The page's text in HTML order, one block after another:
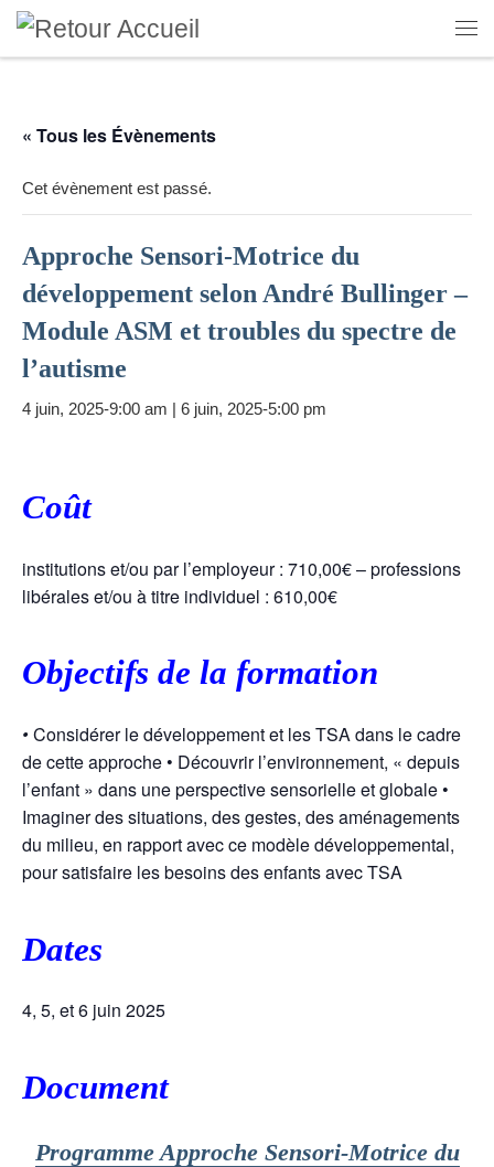
Skip to content
« Tous les Évènements
Cet évènement est passé.
Approche Sensori-Motrice du
développement selon André Bullinger –
Module ASM et troubles du spectre de
l’autisme
4 juin, 2025-9:00 am | 6 juin, 2025-5:00 pm
Coût
institutions et/ou par l’employeur : 710,00€ – professions
libérales et/ou à titre individuel : 610,00€
Objectifs de la formation
•Considérer le développement et les TSA dans le cadre
de cette approche • Découvrir l’environnement, « depuis
l’enfant » dans une perspective sensorielle et globale •
Imaginer des situations, des gestes, des aménagements
du milieu, en rapport avec ce modèle développemental,
pour satisfaire les besoins des enfants avec TSA
Dates
4, 5, et 6 juin 2025
Document
Programme Approche Sensori-Motrice du